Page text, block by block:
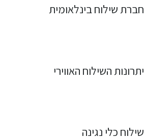
חברת שילוח בינלאומית
יתרונות השילוח האווירי
שילוח כלי נגינה